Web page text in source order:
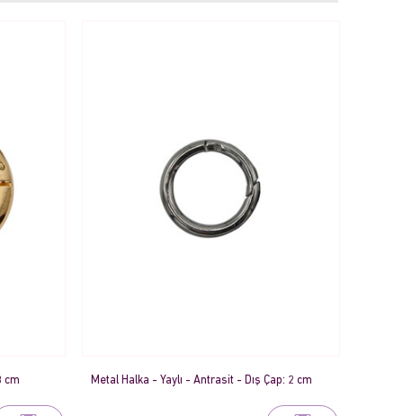
cm Metal Halka - Yaylı - Antrasit - Dış Çap: 2 cm